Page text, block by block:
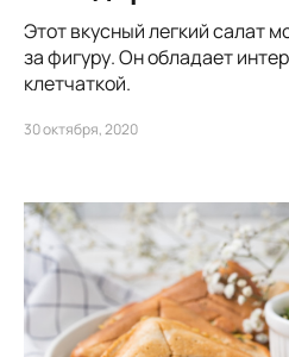
Этот вкусный легкий салат
за фигуру. Он обладает
клетчаткой.
30 октября, 2020